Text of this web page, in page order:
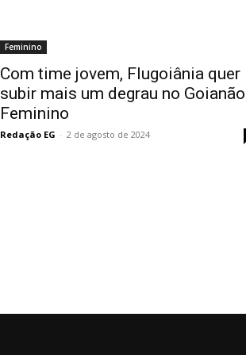
Feminino
Com time jovem, Flugoiânia quer
subir mais um degrau no Goianão
Feminino
Redação EG - 2 de agosto de 2024